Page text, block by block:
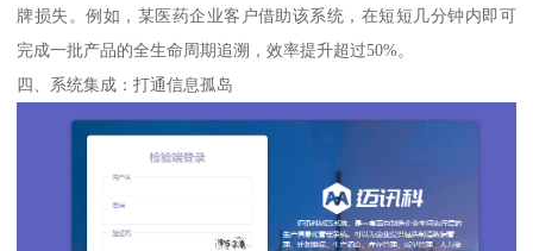
牌损失。例如，某医药企业客户借助该系统，在短短几分钟内即可
完成一批产品的全生命周期追溯，效率提升超过50%。
四、系统集成：打通信息孤岛